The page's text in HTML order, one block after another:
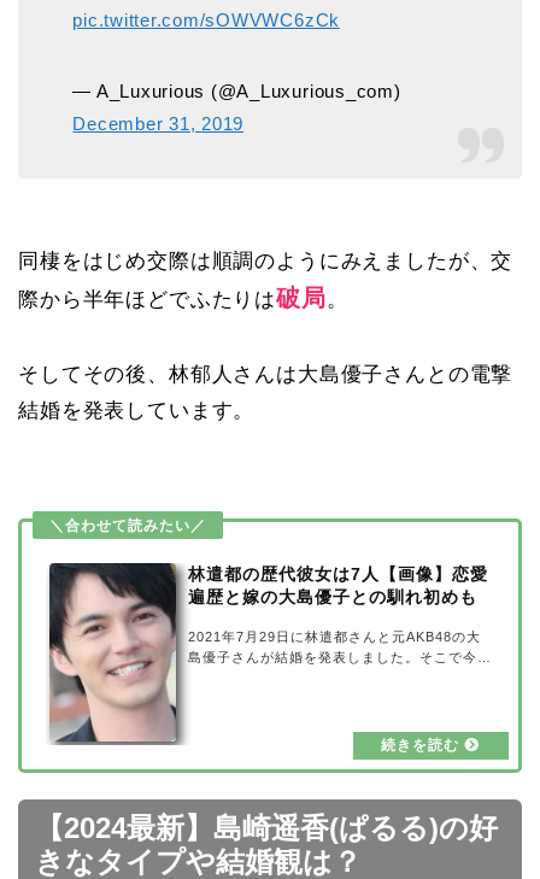
pic.twitter.com/sOWVWC6zCk
— A_Luxurious (@A_Luxurious_com)
December 31, 2019
同棲をはじめ交際は順調のようにみえましたが、交
際から半年ほどでふたりは破局。
そしてその後、林郁人さんは大島優子さんとの電撃
結婚を発表しています。
林遣都の歴代彼女は7人【画像】恋愛
遍歴と嫁の大島優子との馴れ初めも
2021年7月29日に林遣都さんと元AKB48の大
島優子さんが結婚を発表しました。そこで今回
初めについても追求していきましょう。林遣都
の歴代彼女7人と恋愛遍歴【画像】出典元：ク
彼女は全部で7人います。まずは、林遣都さん
の歴代彼女7人と恋愛遍歴を画像とともにご紹
介。林遣都の歴代彼女①【北乃きい】出典元：
OKWAVE Stars林遣都さんの歴代彼女1人目
【2024最新】島崎遥香(ぱるる)の好
きなタイプや結婚観は？